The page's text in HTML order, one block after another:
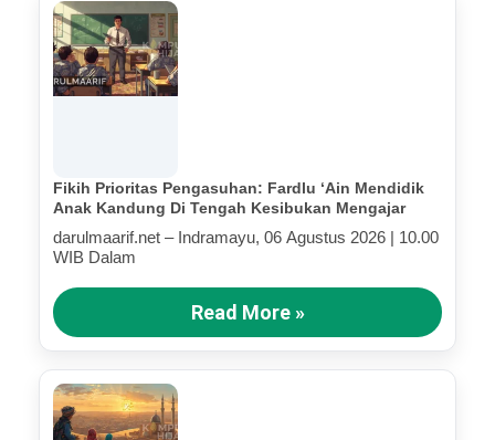
Fikih Prioritas Pengasuhan: Fardlu ‘Ain Mendidik
Anak Kandung Di Tengah Kesibukan Mengajar
darulmaarif.net – Indramayu, 06 Agustus 2026 | 10.00
WIB Dalam
Read More »